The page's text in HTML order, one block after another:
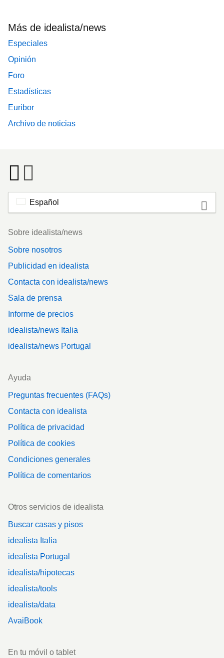
Más de idealista/news
Especiales
Opinión
Foro
Estadísticas
Euribor
Archivo de noticias
Español
Footer
Sobre idealista/news
Sobre nosotros
Publicidad en idealista
Contacta con idealista/news
Sala de prensa
Informe de precios
idealista/news Italia
idealista/news Portugal
Ayuda
Preguntas frecuentes (FAQs)
Contacta con idealista
Política de privacidad
Política de cookies
Condiciones generales
Política de comentarios
Otros servicios de idealista
Buscar casas y pisos
idealista Italia
idealista Portugal
idealista/hipotecas
idealista/tools
idealista/data
AvaiBook
En tu móvil o tablet